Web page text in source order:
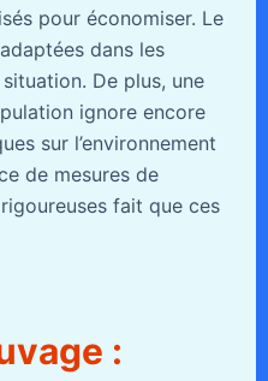
pour économiser. Le
dans les
De plus, une
ignore encore
sur l’environnement
de mesures de
fait que ces
: